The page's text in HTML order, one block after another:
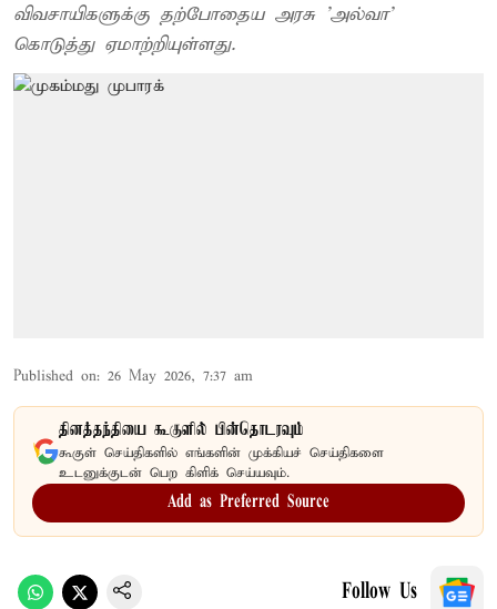
விவசாயிகளுக்கு தற்போதைய அரசு 'அல்வா'
கொடுத்து ஏமாற்றியுள்ளது.
Published on: 26 May 2026, 7:37 am
தினத்தந்தியை கூகுளில் பின்தொடரவும்
கூகுள் செய்திகளில் எங்களின் முக்கியச் செய்திகளை
உடனுக்குடன் பெற கிளிக் செய்யவும்.
Add as Preferred Source
Follow Us